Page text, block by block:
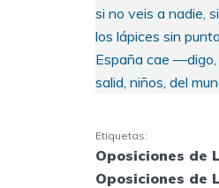
si no veis a nadie,
los lápices sin
España cae
salid, niños, del
Etiquetas:
Oposiciones de
Oposiciones de